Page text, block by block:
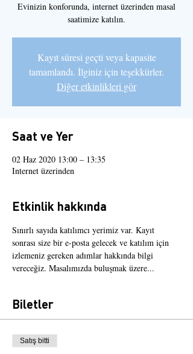
Evinizin konforunda, internet üzerinden masal
saatimize katılın.
Kayıt süresi geçti veya kapasite
tamamlandı. İlginiz için teşekkürler.
Diğer etkinlikleri gör
Saat ve Yer
02 Haz 2020 13:00 – 13:35
Internet üzerinden
Etkinlik hakkında
Sınırlı sayıda katılımcı yerimiz var. Kayıt
sonrası size bir e-posta gelecek ve katılım için
izlemeniz gereken adımlar hakkında bilgi
vereceğiz. Masalımızda buluşmak üzere...
Biletler
Satış bitti